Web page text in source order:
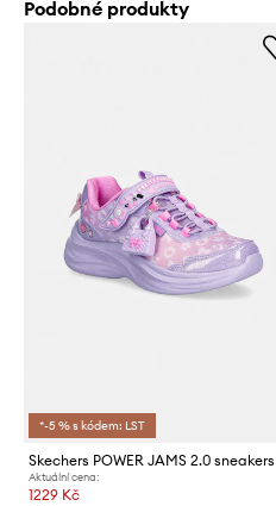
Podobné produkty
*-5 % s kódem: LST
Aktuální cena:
1229 Kč